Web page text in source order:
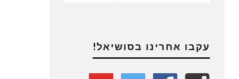
עקבו אחרינו בסושיאל!